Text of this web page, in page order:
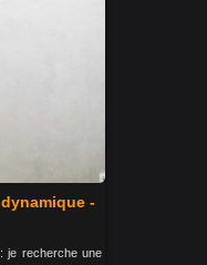
-
je recherche une